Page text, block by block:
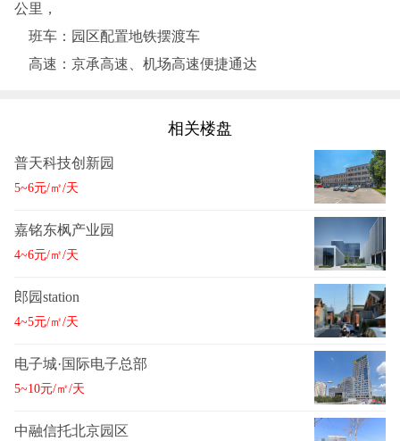
公里，
班车：园区配置地铁摆渡车
高速：京承高速、机场高速便捷通达
相关楼盘
普天科技创新园
5~6元/㎡/天
嘉铭东枫产业园
4~6元/㎡/天
郎园station
4~5元/㎡/天
电子城·国际电子总部
5~10元/㎡/天
中融信托北京园区